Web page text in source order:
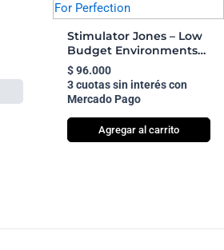
Stimulator Jones – Low
Budget Environments
Striving For Perfection
$96.000
3 cuotas sin interés con
Mercado Pago
Agregar al carrito